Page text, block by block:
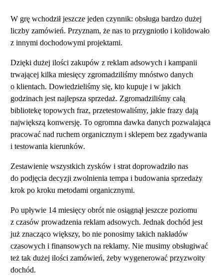
W grę wchodził jeszcze jeden czynnik: obsługa bardzo dużej
liczby zamówień. Przyznam, że nas to przygniotło i kolidowało
z innymi dochodowymi projektami.
Dzięki dużej ilości zakupów z reklam adsowych i kampanii
trwającej kilka miesięcy zgromadziliśmy mnóstwo danych
o klientach. Dowiedzieliśmy się, kto kupuje i w jakich
godzinach jest najlepsza sprzedaż. Zgromadziliśmy całą
bibliotekę topowych fraz, przetestowaliśmy, jakie frazy dają
największą konwersję. To ogromna dawka danych pozwalająca
pracować nad ruchem organicznym i sklepem bez zgadywania
i testowania kierunków.
Zestawienie wszystkich zysków i strat doprowadziło nas
do podjęcia decyzji zwolnienia tempa i budowania sprzedaży
krok po kroku metodami organicznymi.
Po upływie 14 miesięcy obrót nie osiągnął jeszcze poziomu
z czasów prowadzenia reklam adsowych. Jednak dochód jest
już znacząco większy, bo nie ponosimy takich nakładów
czasowych i finansowych na reklamy. Nie musimy obsługiwać
też tak dużej ilości zamówień, żeby wygenerować przyzwoity
dochód.